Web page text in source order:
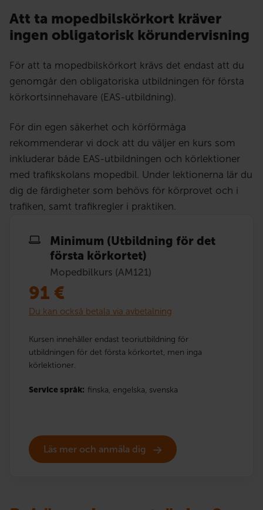
Att ta mopedbilskörkort kräver
ingen obligatorisk körundervisning
För att ta mopedbilskörkort krävs det endast att du
genomgår den obligatoriska utbildningen för första
körkortsinnehavare (EAS-utbildning).
För din egen säkerhet och körförmåga
rekommenderar vi dock att du väljer en kurs som
inkluderar både EAS-utbildningen och körlektioner
med trafikskolans mopedbil. Under lektionerna lär du
dig de färdigheter som behövs för körprovet och i
trafiken, samt trafikregler i praktiken.
Minimum (Utbildning för det
första körkortet)
Mopedbilkurs (AM121)
91 €
Du kan också betala via avbetalning
Kursen innehåller endast teoriutbildning för
utbildningen för det första körkortet, men inga
körlektioner.
Service språk: finska, engelska, svenska
Läs mer och anmäla dig